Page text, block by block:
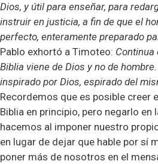
Dios, y útil para enseñar, para
instruir en justicia, a fin de que el
perfecto, enteramente preparado
Pablo exhortó a Timoteo: Continua
Biblia viene de Dios y no de
inspirado por Dios, espirado del
Recordemos que es posible creer
Biblia en principio, pero negarlo en
hacemos al imponer nuestro
en lugar de dejar que hable por sí
poner más de nosotros en el